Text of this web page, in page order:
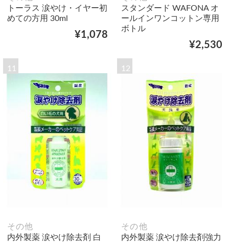
トーラス 涙やけ・イヤー初
めての方用 30ml
¥1,078
スタンダード WAFONA オ
ールインワンコットン専用
ボトル
¥2,530
11
その他
内外製薬 涙やけ除去剤 白
12
その他
内外製薬 涙やけ除去剤強力